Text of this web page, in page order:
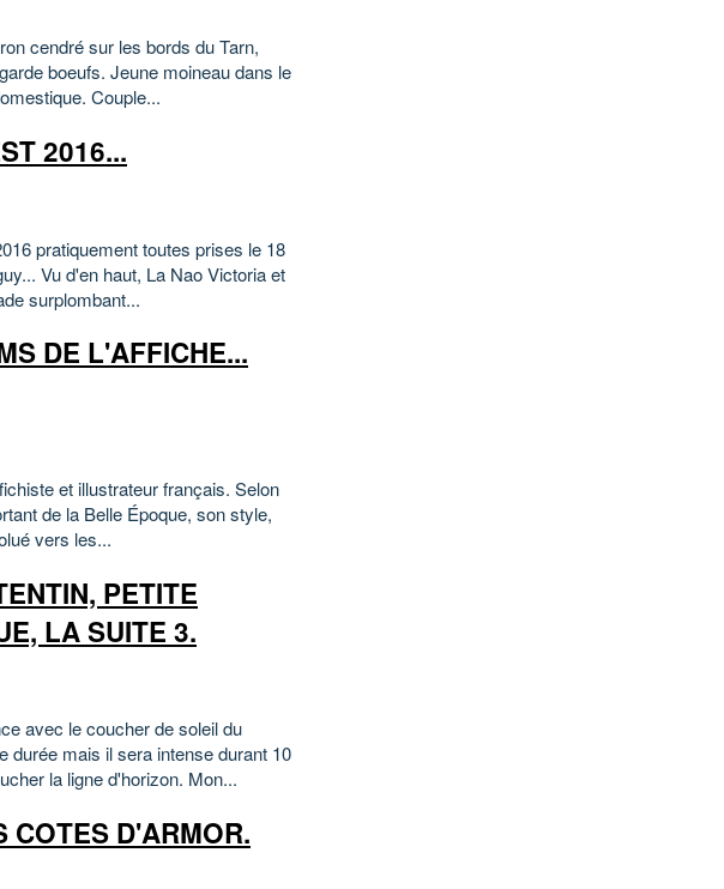
cendré sur les bords du Tarn,
boeufs. Jeune moineau dans le
Couple...
2016...
pratiquement toutes prises le 18
Vu d'en haut, La Nao Victoria et
surplombant...
DE L'AFFICHE...
et illustrateur français. Selon
de la Belle Époque, son style,
vers les...
PETITE
LA SUITE 3.
avec le coucher de soleil du
durée mais il sera intense durant 10
la ligne d'horizon. Mon...
COTES D'ARMOR.